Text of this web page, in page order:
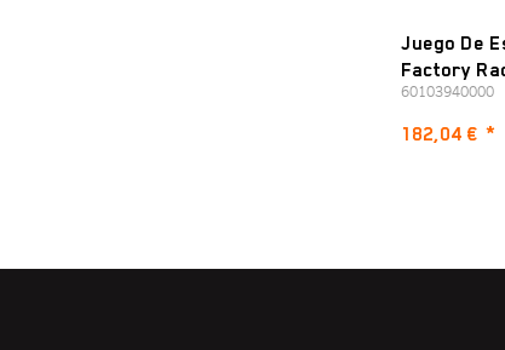
Juego De
Factory
60103940000
182,04 € *